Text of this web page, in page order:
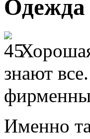
Одежда
знают
Именно